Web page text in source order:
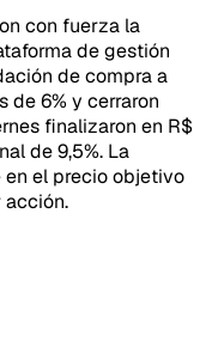
con fuerza la
de gestión
de compra a
de 6% y cerraron
finalizaron en R$
de 9,5%. La
el precio objetivo
acción.